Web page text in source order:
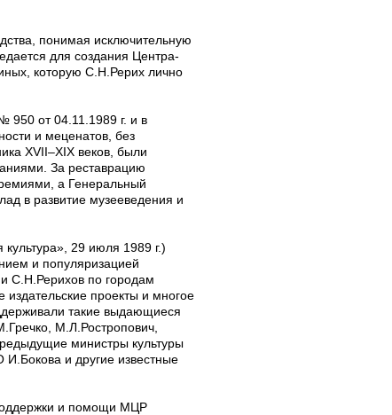
понимая исключительную
для создания Центра-
которую С.Н.Рерих лично
950 от 04.11.1989 г. и в
и меценатов, без
XVII–XIX веков, были
За реставрацию
а Генеральный
в развитие музееведения и
29 июля 1989 г.)
и популяризацией
С.Н.Рерихов по городам
проекты и многое
такие выдающиеся
М.Л.Ростропович,
министры культуры
и другие известные
и помощи МЦР